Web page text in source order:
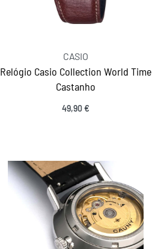
CASIO
Relógio Casio Collection World Time
Castanho
49,90€